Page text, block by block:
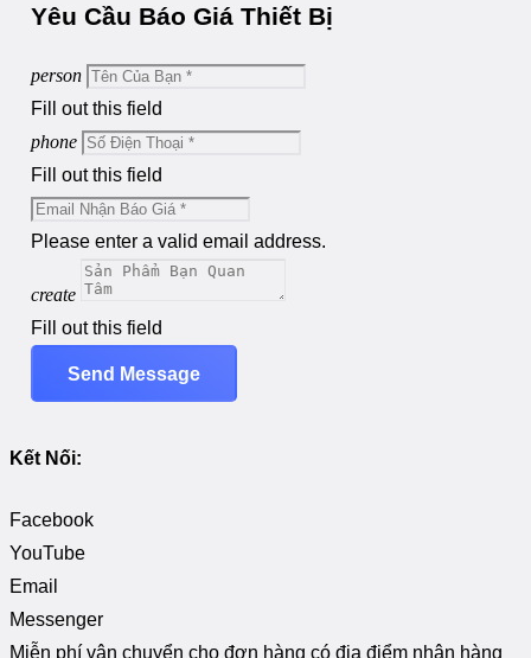
Yêu Cầu Báo Giá Thiết Bị
person
Fill out this field
phone
Fill out this field
Please enter a valid email address.
create
Fill out this field
Send Message
Kết Nối:
Facebook
YouTube
Email
Messenger
Miễn phí vận chuyển cho đơn hàng có địa điểm nhận hàng